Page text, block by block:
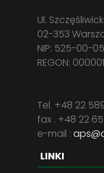
Ul.
02-353
NIP: 525-00-
REGON:
Tel. +48 22
fax . +48 22
e-mail :
LINKI